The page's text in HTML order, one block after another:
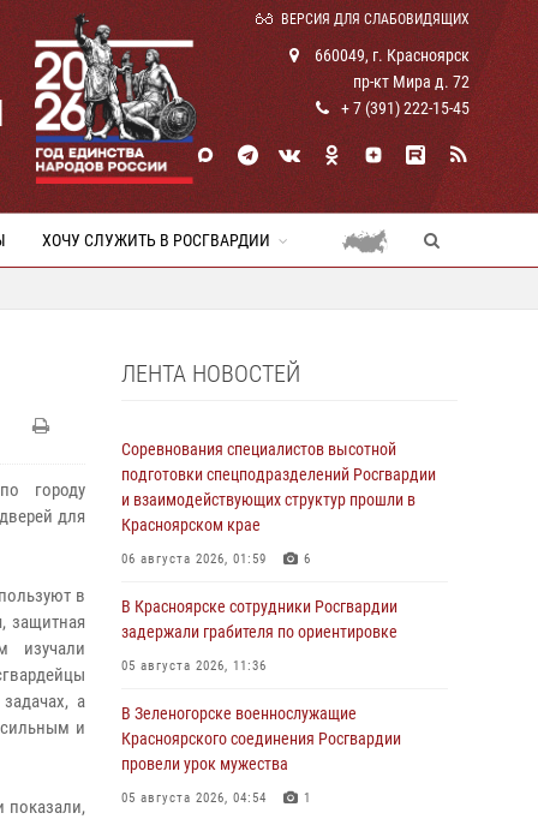
ВЕРСИЯ ДЛЯ СЛАБОВИДЯЩИХ
660049, г. Красноярск
пр-кт Мира д. 72
+ 7 (391) 222-15-45
ХОЧУ СЛУЖИТЬ В РОСГВАРДИИ
городу
для
в
защитная
изучали
а
и
показали,
ЛЕНТА НОВОСТЕЙ
Соревнования специалистов высотной
подготовки спецподразделений Росгвардии
и взаимодействующих структур прошли в
Красноярском крае
06 августа 2026, 01:59 6
В Красноярске сотрудники Росгвардии
задержали грабителя по ориентировке
05 августа 2026, 11:36
В Зеленогорске военнослужащие
Красноярского соединения Росгвардии
провели урок мужества
05 августа 2026, 04:54 1